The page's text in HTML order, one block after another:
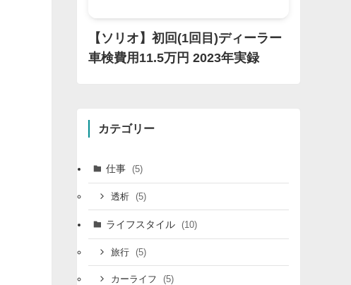
【ソリオ】初回(1回目)ディーラー
車検費用11.5万円 2023年実録
カテゴリー
仕事 (5)
透析 (5)
ライフスタイル (10)
旅行 (5)
カーライフ (5)